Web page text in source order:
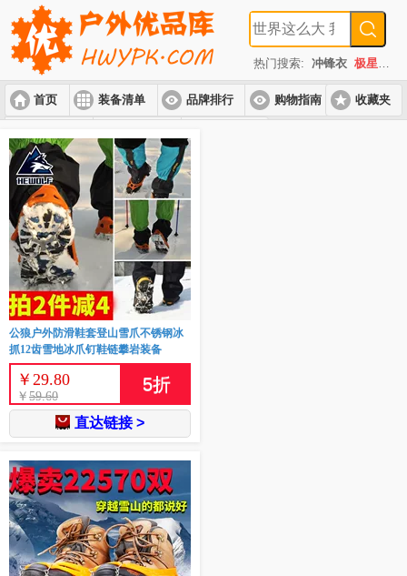
热门搜索: 冲锋衣 极星
首页 装备清单 品牌排行 购物指南 收藏夹
公狼户外防滑鞋套登山雪爪不锈钢冰
抓12齿雪地冰爪钉鞋链攀岩装备
￥ 29.80
￥ 59.60
5折
直达链接 >